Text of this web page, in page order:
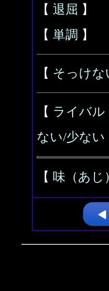
【 退屈 】
【 単調 】
【 そっけな
【 ライバル
ない/少ない
【 味（あじ